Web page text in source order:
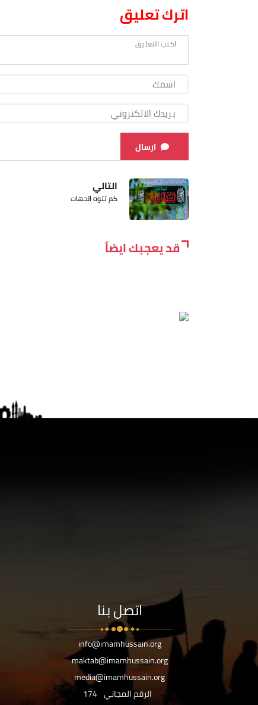
اترك تعليق
ارسال
التالي
كم تتوه الجهات
قد يعجبك ايضاً
اتصل بنا
info@imamhussain.org
maktab@imamhussain.org
media@imamhussain.org
الرقم المجاني 174